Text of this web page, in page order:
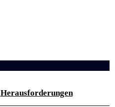
Herausforderungen